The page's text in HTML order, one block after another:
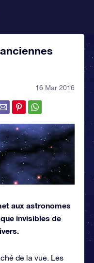
16 Mar 2016
aux astronomes
invisibles de
de la vue. Les